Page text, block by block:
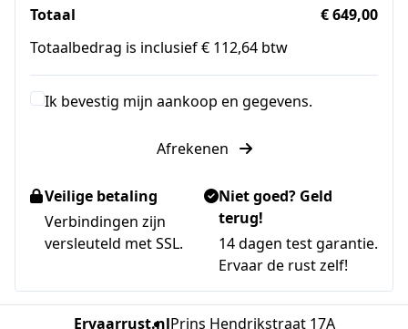
Totaal
€ 649,00
Totaalbedrag is inclusief € 112,64 btw
Ik bevestig mijn aankoop en gegevens.
Afrekenen
Veilige betaling
Verbindingen zijn
versleuteld met SSL.
Niet goed? Geld
terug!
14 dagen test garantie.
Ervaar de rust zelf!
Ervaarrust.nlPrins Hendrikstraat 17A